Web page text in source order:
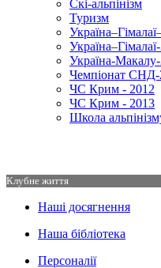
Скі-альпінізм
Туризм
Україна-
Чемпіонат СНД-
ЧС Крим - 2012
ЧС Крим - 2013
Школа
Клубне життя
Наші досягнення
Наша бібліотека
Персоналії